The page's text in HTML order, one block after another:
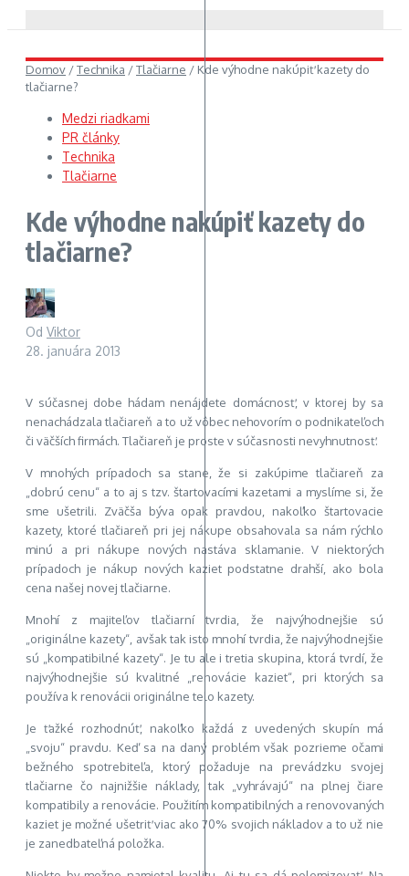
Domov /Technika /Tlačiarne / Kde výhodne nakúpiť kazety do
tlačiarne?
Medzi riadkami
PR články
Technika
Tlačiarne
Kde výhodne nakúpiť kazety do
tlačiarne?
Od Viktor
28. januára 2013
V súčasnej dobe hádam nenájdete domácnosť, v ktorej by sa
nenachádzala tlačiareň a to už vôbec nehovorím o podnikateľoch
či väčších firmách. Tlačiareň je proste v súčasnosti nevyhnutnosť.
V mnohých prípadoch sa stane, že si zakúpime tlačiareň za
„dobrú cenu“ a to aj s tzv. štartovacími kazetami a myslíme si, že
sme ušetrili. Zväčša býva opak pravdou, nakoľko štartovacie
kazety, ktoré tlačiareň pri jej nákupe obsahovala sa nám rýchlo
minú a pri nákupe nových nastáva sklamanie. V niektorých
prípadoch je nákup nových kaziet podstatne drahší, ako bola
cena našej novej tlačiarne.
Mnohí z majiteľov tlačiarní tvrdia, že najvýhodnejšie sú
„originálne kazety“, avšak tak isto mnohí tvrdia, že najvýhodnejšie
sú „kompatibilné kazety“. Je tu ale i tretia skupina, ktorá tvrdí, že
najvýhodnejšie sú kvalitné „renovácie kaziet“, pri ktorých sa
používa k renovácii originálne telo kazety.
Je ťažké rozhodnúť, nakoľko každá z uvedených skupín má
„svoju“ pravdu. Keď sa na daný problém však pozrieme očami
bežného spotrebiteľa, ktorý požaduje na prevádzku svojej
tlačiarne čo najnižšie náklady, tak „vyhrávajú“na plnej čiare
kompatibily a renovácie. Použitím kompatibilných a renovovaných
kaziet je možné ušetriť viac ako 70% svojich nákladov a to už nie
je zanedbateľná položka.